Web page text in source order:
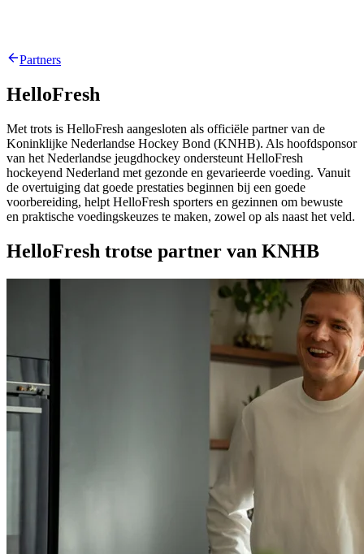
Partners
HelloFresh
Met trots is HelloFresh aangesloten als officiële partner van de
Koninklijke Nederlandse Hockey Bond (KNHB). Als hoofdsponsor
van het Nederlandse jeugdhockey ondersteunt HelloFresh
hockeyend Nederland met gezonde en gevarieerde voeding. Vanuit
de overtuiging dat goede prestaties beginnen bij een goede
voorbereiding, helpt HelloFresh sporters en gezinnen om bewuste
en praktische voedingskeuzes te maken, zowel op als naast het veld.
HelloFresh trotse partner van KNHB